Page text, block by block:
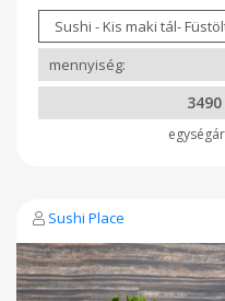
Sushi Place